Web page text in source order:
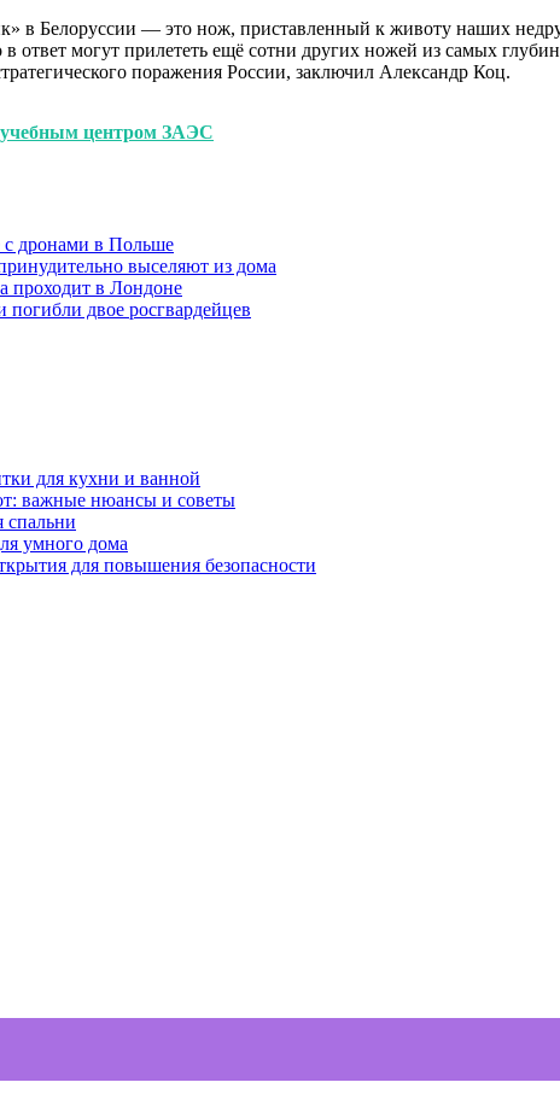
в Белоруссии — это нож, приставленный к животу наших
в ответ могут прилететь ещё сотни других ножей из самых
поражения России, заключил Александр Коц.
центром ЗАЭС
с дронами в Польше
выселяют из дома
проходит в Лондоне
двое росгвардейцев
для кухни и ванной
важные нюансы и советы
спальни
умного дома
для повышения безопасности